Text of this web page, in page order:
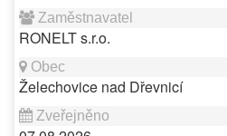
RONELT s.r.o.
Želechovice nad Dřevnicí